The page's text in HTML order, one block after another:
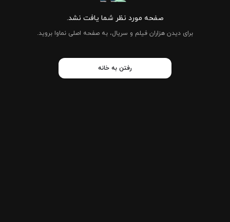
صفحه مورد نظر شما یافت نشد.
برای دیدن هزاران فیلم و سریال، به صفحه اصلی نماوا بروید.
رفتن به خانه